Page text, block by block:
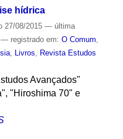
hídrica
27/08/2015 — última
— registrado em: O Comum,
, Livros, Revista Estudos
Avançados"
"Hiroshima 70" e